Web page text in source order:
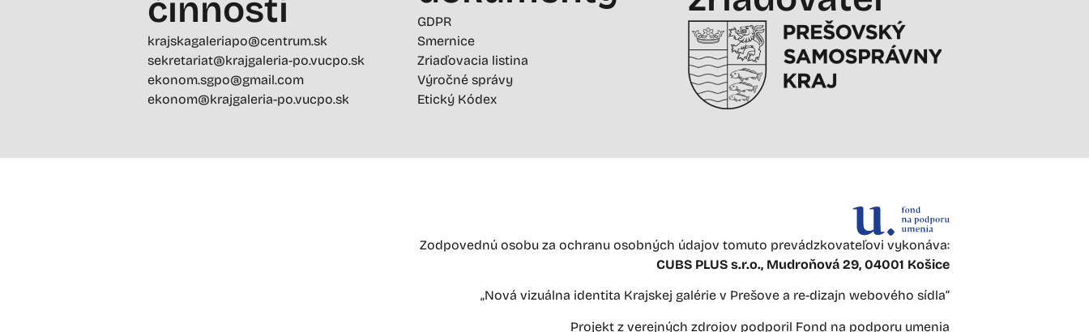
činností
krajskagaleriapo@centrum.sk
sekretariat@krajgaleria-po.vucpo.sk
ekonom.sgpo@gmail.com
ekonom@krajgaleria-po.vucpo.sk
GDPR
Smernice
Zriaďovacia listina
Výročné správy
Etický Kódex
Zodpovednú osobu za ochranu osobných údajov tomuto prevádzkovateľovi vykonáva:
CUBS PLUS s.r.o., Mudroňová 29, 04001 Košice
„Nová vizuálna identita Krajskej galérie v Prešove a re-dizajn webového sídla“
Projekt z verejných zdrojov podporil Fond na podporu umenia